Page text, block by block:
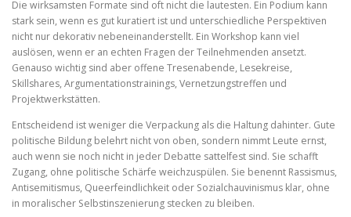
Die wirksamsten Formate sind oft nicht die lautesten. Ein Podium kann
stark sein, wenn es gut kuratiert ist und unterschiedliche Perspektiven
nicht nur dekorativ nebeneinanderstellt. Ein Workshop kann viel
auslösen, wenn er an echten Fragen der Teilnehmenden ansetzt.
Genauso wichtig sind aber offene Tresenabende, Lesekreise,
Skillshares, Argumentationstrainings, Vernetzungstreffen und
Projektwerkstätten.
Entscheidend ist weniger die Verpackung als die Haltung dahinter. Gute
politische Bildung belehrt nicht von oben, sondern nimmt Leute ernst,
auch wenn sie noch nicht in jeder Debatte sattelfest sind. Sie schafft
Zugang, ohne politische Schärfe weichzuspülen. Sie benennt Rassismus,
Antisemitismus, Queerfeindlichkeit oder Sozialchauvinismus klar, ohne
in moralischer Selbstinszenierung stecken zu bleiben.